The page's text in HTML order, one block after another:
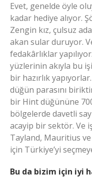
Evet, genelde öyle
kadar hediye alıyor.
Zengin kız, çulsuz
akan sular duruyor.
fedakârlıklar
yüzlerinin akıyla bu
bir hazırlık
düğün parasını
bir Hint düğününe
bölgelerde davetli
acayip bir sektör. Ve
Tayland, Mauritius
için Türkiye’yi
Bu da bizim için iyi